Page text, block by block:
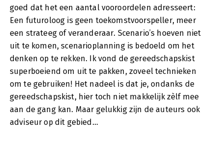
goed dat het een aantal vooroordelen adresseert:
Een futuroloog is geen toekomstvoorspeller, meer
een strateeg of veranderaar. Scenario’s hoeven niet
uit te komen, scenarioplanning is bedoeld om het
denken op te rekken. Ik vond de gereedschapskist
superboeiend om uit te pakken, zoveel technieken
om te gebruiken! Het nadeel is dat je, ondanks de
gereedschapskist, hier toch niet makkelijk zèlf mee
aan de gang kan. Maar gelukkig zijn de auteurs ook
adviseur op dit gebied…